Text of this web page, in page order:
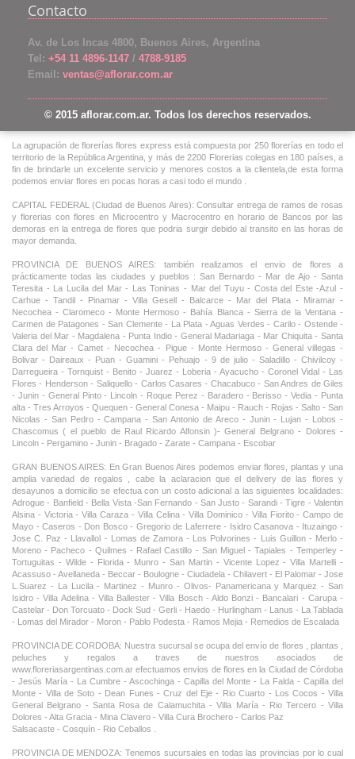
Contacto
Av. de Los Incas 4800, Buenos Aires, Argentina
Tel: +54 11 4896-1147 / 4788-9185
Email: ventas@aflorar.com.ar
© 2015 aflorar.com.ar. Todos los derechos reservados.
La agrupación de florerías flores express está compuesta por 250 florerías en todo el
territorio de la República Argentina, y más de 2200 Florerias colegas en 180 países, a
fin de brindarle un excelente servicio y menores costos a la clientela,de esta forma
podemos enviar flores en pocas horas a casi todo el mundo .
CAPITAL FEDERAL (Ciudad de Buenos Aires): Consultar entrega de ramos de rosas
y florerias con flores en Microcentro y Macrocentro en horario de Bancos por las
demoras en la entrega de flores que podria surgir debido al transito en las horas de
mayor demanda.
PROVINCIA DE BUENOS AIRES: también realizamos el envio de flores a
prácticamente todas las ciudades y pueblos : San Bernardo - Mar de Ajo - Santa
Teresita - La Lucila del Mar - Las Toninas - Mar del Tuyu - Costa del Este -Azul -
Carhue - Tandil - Pinamar - Villa Gesell - Balcarce - Mar del Plata - Miramar -
Necochea - Claromeco - Monte Hermoso - Bahía Blanca - Sierra de la Ventana -
Carmen de Patagones - San Clemente - La Plata - Aguas Verdes - Carilo - Ostende -
Valeria del Mar - Magdalena - Punta Indio - General Madariaga - Mar Chiquita - Santa
Clara del Mar - Camet - Necochea - Pigue - Monte Hermoso - General villegas -
Bolivar - Daireaux - Puan - Guamini - Pehuajo - 9 de julio - Saladillo - Chivilcoy -
Darregueira - Tornquist - Benito - Juarez - Loberia - Ayacucho - Coronel Vidal - Las
Flores - Henderson - Saliquello - Carlos Casares - Chacabuco - San Andres de Giles
- Junin - General Pinto - Lincoln - Roque Perez - Baradero - Berisso - Vedia - Punta
alta - Tres Arroyos - Quequen - General Conesa - Maipu - Rauch - Rojas - Salto - San
Nicolas - San Pedro - Campana - San Antonio de Areco - Junin - Lujan - Lobos -
Chascomus ( el pueblo de Raul Ricardo Alfonsin )- General Belgrano - Dolores -
Lincoln - Pergamino - Junin - Bragado - Zarate - Campana - Escobar
GRAN BUENOS AIRES: En Gran Buenos Aires podemos enviar flores, plantas y una
amplia variedad de regalos , cabe la aclaracion que el delivery de las flores y
desayunos a domicilio se efectua con un costo adicional a las siguientes localidades:
Adrogue - Banfield - Bella Vista -San Fernando - San Justo - Sarandi - Tigre - Valentin
Alsina - Victoria - Villa Caraza - Villa Celina - Villa Dominico - Villa Fiorito - Campo de
Mayo - Caseros - Don Bosco - Gregorio de Laferrere - Isidro Casanova - Ituzaingo -
Jose C. Paz - Llavallol - Lomas de Zamora - Los Polvorines - Luis Guillon - Merlo -
Moreno - Pacheco - Quilmes - Rafael Castillo - San Miguel - Tapiales - Temperley -
Tortuguitas - Wilde - Florida - Munro - San Martin - Vicente Lopez - Villa Martelli -
Acassuso - Avellaneda - Beccar - Boulogne - Ciudadela - Chilavert - El Palomar - Jose
L.Suarez - La Lucila - Martinez - Munro - Olivos- Panamericana y Marquez - San
Isidro - Villa Adelina - Villa Ballester - Villa Bosch - Aldo Bonzi - Bancalari - Carupa -
Castelar - Don Torcuato - Dock Sud - Gerli - Haedo - Hurlingham - Lanus - La Tablada
- Lomas del Mirador - Moron - Pablo Podesta - Ramos Mejia - Remedios de Escalada
PROVINCIA DE CORDOBA: Nuestra sucursal se ocupa del envío de flores , plantas ,
peluches y regalos a traves de nuestros asociados de
www.floreriasargentinas.com.ar efectuamos envios de flores en la Ciudad de Córdoba
- Jesús María - La Cumbre - Ascochinga - Capilla del Monte - La Falda - Capilla del
Monte - Villa de Soto - Dean Funes - Cruz del Eje - Rio Cuarto - Los Cocos - Villa
General Belgrano - Santa Rosa de Calamuchita - Villa María - Rio Tercero - Villa
Dolores - Alta Gracia - Mina Clavero - Villa Cura Brochero - Carlos Paz
Salsacaste - Cosquín - Rio Ceballos .
PROVINCIA DE MENDOZA: Tenemos sucursales en todas las provincias por lo cual